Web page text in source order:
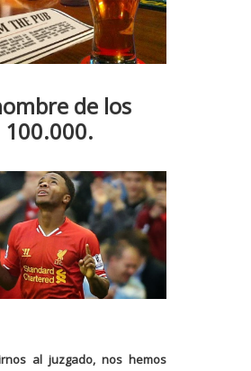
de los
100.000.
al juzgado, nos hemos